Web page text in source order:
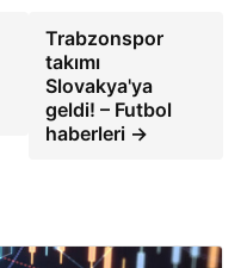
Trabzonspor
takımı
Slovakya'ya
geldi! – Futbol
haberleri →